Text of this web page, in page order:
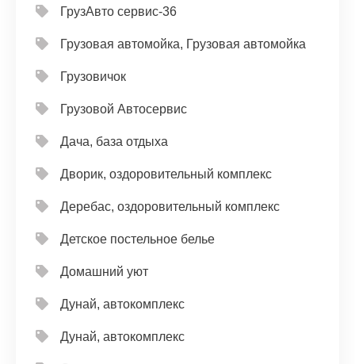
ГрузАвто сервис-36
Грузовая автомойка, Грузовая автомойка
Грузовичок
Грузовой Автосервис
Дача, база отдыха
Дворик, оздоровительный комплекс
Деребас, оздоровительный комплекс
Детское постельное белье
Домашний уют
Дунай, автокомплекс
Дунай, автокомплекс